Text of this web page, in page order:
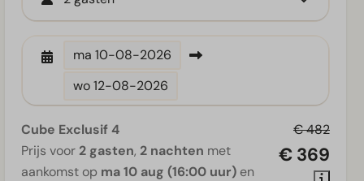
ma 10-08-2026
wo12-08-2026
€ 482
€ 369
Cube Exclusif 4
Prijs voor 2 gasten, 2 nachten met
aankomst op ma 10 aug (16:00 uur) en